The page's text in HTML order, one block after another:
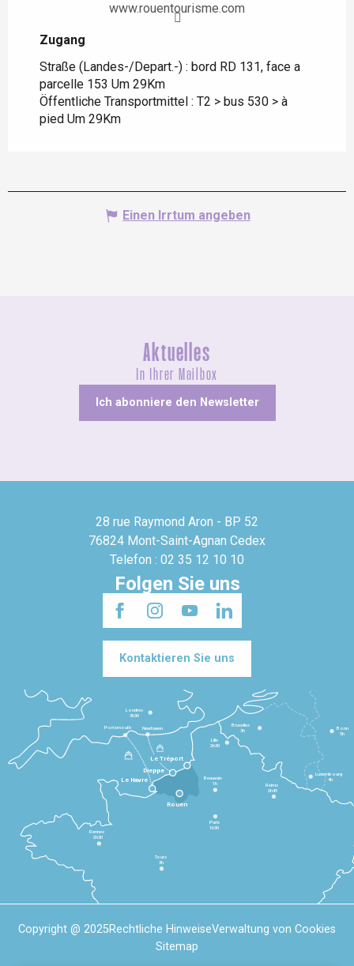
www.rouentourisme.com
Zugang
Zugang
Straße (Landes-/Depart.-) : bord RD 131, face a
parcelle 153 Um 29Km
Öffentliche Transportmittel : T2 > bus 530 > à
pied Um 29Km
Einen Irrtum angeben
Aktuelles
In Ihrer Mailbox
Ich abonniere den Newsletter
28 rue Raymond Aron - BP 52
76824 Mont-Saint-Agnan Cedex
Telefon : 02 35 12 10 10
Folgen Sie uns
Kontaktieren Sie uns
Le Havre
Dieppe
Le Tréport
Rennes
2h30
Tours
3h
Paris
1h30
Beauvais
1h
Reims
2h45
Lille
2h30
Bruxelles
3h
Londres
3h30
Newhaven
Portsmouth
Bonn
5h
Luxembourg
4h
Rouen
Copyright @ 2025Rechtliche HinweiseVerwaltung von Cookies
Sitemap